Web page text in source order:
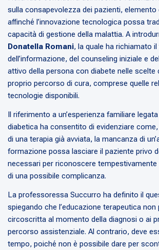
sulla consapevolezza dei pazienti, elemento
affinché l’innovazione tecnologica possa
capacità di gestione della malattia. A
Donatella Romani, la quale ha richiamato il
dell’informazione, del counseling iniziale e
attivo della persona con diabete nelle scelte
proprio percorso di cura, comprese quelle
tecnologie disponibili.
Il riferimento a un’esperienza familiare
diabetica ha consentito di evidenziare
di una terapia già avviata, la mancanza di
formazione possa lasciare il paziente privo
necessari per riconoscere tempestivamente
di una possibile complicanza.
La professoressa Succurro ha definito il
spiegando che l’educazione terapeutica non
circoscritta al momento della diagnosi o ai
percorso assistenziale. Al contrario, deve
tempo, poiché non è possibile dare per